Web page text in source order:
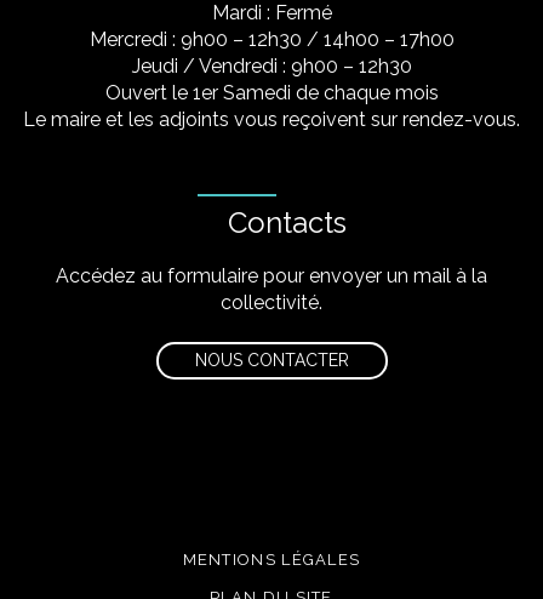
Mardi : Fermé
Mercredi : 9h00 – 12h30 / 14h00 – 17h00
Jeudi / Vendredi : 9h00 – 12h30
Ouvert le 1er Samedi de chaque mois
Le maire et les adjoints vous reçoivent sur rendez-vous.
Contacts
Accédez au formulaire pour envoyer un mail à la
collectivité.
NOUS CONTACTER
MENTIONS LÉGALES